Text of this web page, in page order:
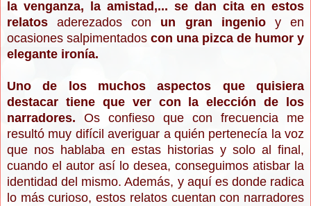
la venganza, la amistad,... se dan cita en estos
relatosaderezados con un gran ingenioy en
ocasiones salpimentados con una pizca de humor y
elegante ironía.
Uno de los muchos aspectos que quisiera
destacar tiene que ver con la elección de
los
narradores. Os confieso que con frecuencia me
resultó muy difícil averiguar a quién pertenecía la voz
que nos hablaba en estas historias y solo al final,
cuando el autor así lo desea, conseguimos atisbar la
identidad del mismo. Además, y aquí es donde radica
lo más curioso, estos relatos cuentan con narradores